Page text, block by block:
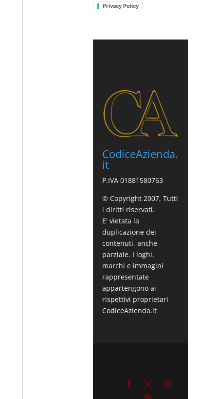
Privacy Policy
CodiceAzienda.
it
P.IVA 01881580763
© Copyright 2007, Tutti
i diritti riservati.
E' vietata la
duplicazione dei
contenuti, anche
parziale. I loghi,
marchi e immagini
rappresentate
appartengono ai
rispettivi proprietari
CodiceAzienda.it